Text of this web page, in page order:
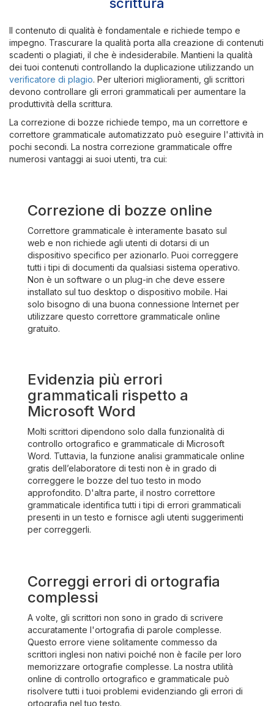
Il contenuto di qualità è fondamentale e richiede tempo e
impegno. Trascurare la qualità porta alla creazione di contenuti
scadenti o plagiati, il che è indesiderabile. Mantieni la qualità
dei tuoi contenuti controllando la duplicazione utilizzando un
verificatore di plagio. Per ulteriori miglioramenti, gli scrittori
devono controllare gli errori grammaticali per aumentare la
produttività della scrittura.
La correzione di bozze richiede tempo, ma un correttore e
correttore grammaticale automatizzato può eseguire l'attività in
pochi secondi. La nostra correzione grammaticale offre
numerosi vantaggi ai suoi utenti, tra cui:
Correzione di bozze online
Correttore grammaticale è interamente basato sul
web e non richiede agli utenti di dotarsi di un
dispositivo specifico per azionarlo. Puoi correggere
tutti i tipi di documenti da qualsiasi sistema operativo.
Non è un software o un plug-in che deve essere
installato sul tuo desktop o dispositivo mobile. Hai
solo bisogno di una buona connessione Internet per
utilizzare questo correttore grammaticale online
gratuito.
Evidenzia più errori
grammaticali rispetto a
Microsoft Word
Molti scrittori dipendono solo dalla funzionalità di
controllo ortografico e grammaticale di Microsoft
Word. Tuttavia, la funzione analisi grammaticale online
gratis dell’elaboratore di testi non è in grado di
correggere le bozze del tuo testo in modo
approfondito. D'altra parte, il nostro correttore
grammaticale identifica tutti i tipi di errori grammaticali
presenti in un testo e fornisce agli utenti suggerimenti
per correggerli.
Correggi errori di ortografia
complessi
A volte, gli scrittori non sono in grado di scrivere
accuratamente l'ortografia di parole complesse.
Questo errore viene solitamente commesso da
scrittori inglesi non nativi poiché non è facile per loro
memorizzare ortografie complesse. La nostra utilità
online di controllo ortografico e grammaticale può
risolvere tutti i tuoi problemi evidenziando gli errori di
ortografia nel tuo testo.